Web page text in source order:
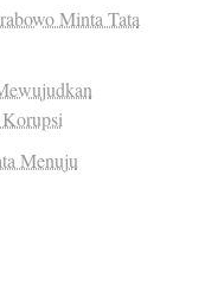
Minta Tata
Menuju